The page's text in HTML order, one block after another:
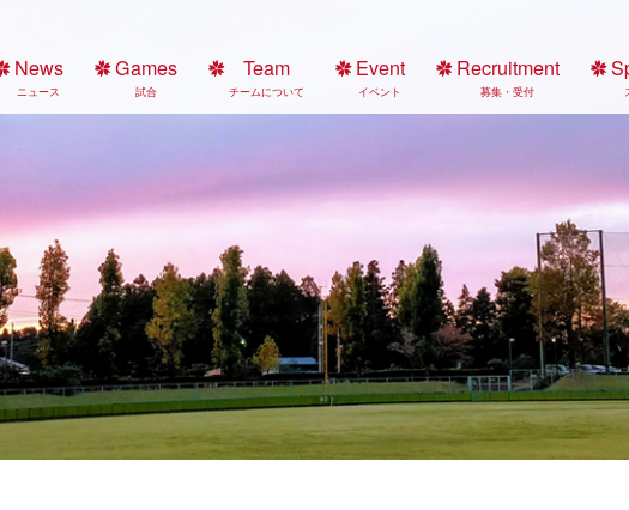
News
ニュース
Games
試合
Team
チームについて
Event
イベント
Recruitment
募集・受付